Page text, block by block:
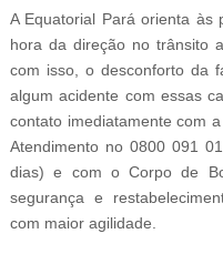
A Equatorial Pará orienta às
hora da direção no trânsito
com isso, o desconforto da
algum acidente com essas
contato imediatamente com
Atendimento no 0800 091
dias) e com o Corpo de
segurança e
com maior agilidade.